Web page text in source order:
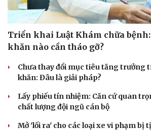
Sức khỏe
Cây thuốc
Sản phụ khoa
Nam khoa
Làm đẹp - giảm cân
Ăn sạch sống khỏe
Đời sống
Blog
Triển khai Luật Khám chữa
khăn nào cần tháo gỡ?
Chưa thay đổi mục tiêu tăng trưởng
khăn: Đâu là giải pháp?
Lấy phiếu tín nhiệm: Căn cứ quan
chất lượng đội ngũ cán bộ
Mở 'lối ra' cho các loại xe vi phạm bị